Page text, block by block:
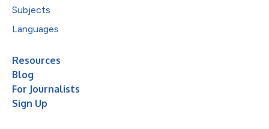
Subjects
Languages
Resources
Blog
For Journalists
Sign Up